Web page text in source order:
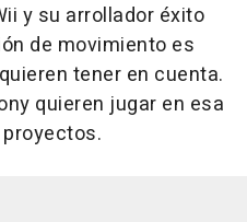
y su arrollador éxito
de movimiento es
tener en cuenta.
quieren jugar en esa